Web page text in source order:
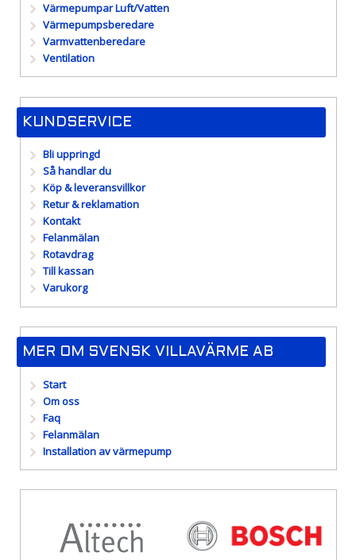
Värmepumpar Luft/Vatten
Värmepumpsberedare
Varmvattenberedare
Ventilation
KUNDSERVICE
Bli uppringd
Så handlar du
Köp & leveransvillkor
Retur & reklamation
Kontakt
Felanmälan
Rotavdrag
Till kassan
Varukorg
MER OM SVENSK VILLAVÄRME AB
Start
Om oss
Faq
Felanmälan
Installation av värmepump